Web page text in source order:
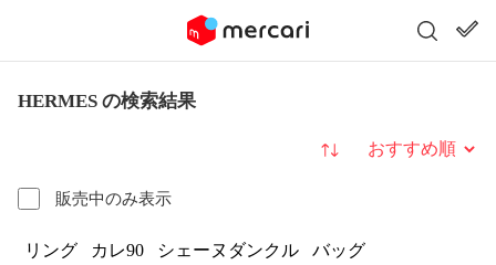
HERMES の検索結果
販売中のみ表示
並び替え
リング カレ90 シェーヌダンクル
バッグ